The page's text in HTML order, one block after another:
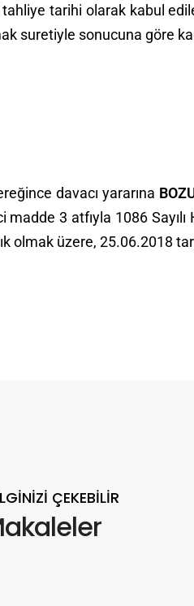
tarihi olarak kabul
suretiyle sonucuna göre
davacı yararına
3 atfıyla 1086
olmak üzere, 25.06.2018
ÇEKEBILIR